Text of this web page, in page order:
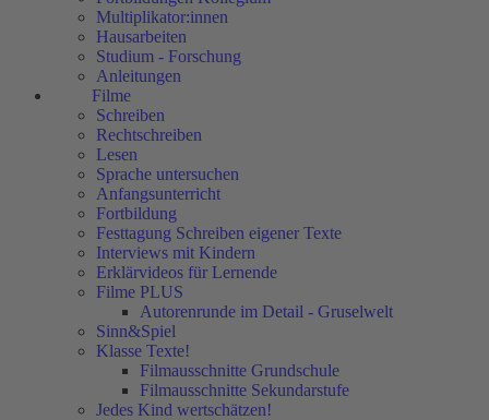
Multiplikator:innen
Hausarbeiten
Studium - Forschung
Anleitungen
Filme
Schreiben
Rechtschreiben
Lesen
Sprache untersuchen
Anfangsunterricht
Fortbildung
Festtagung Schreiben eigener Texte
Interviews mit Kindern
Erklärvideos für Lernende
Filme PLUS
Autorenrunde im Detail - Gruselwelt
Sinn&Spiel
Klasse Texte!
Filmausschnitte Grundschule
Filmausschnitte Sekundarstufe
Jedes Kind wertschätzen!